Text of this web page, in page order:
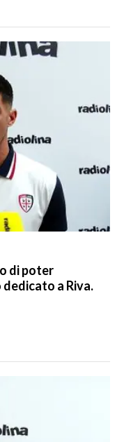
di poter
a Riva.